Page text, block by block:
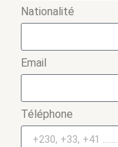
Nationalité
Email
Téléphone